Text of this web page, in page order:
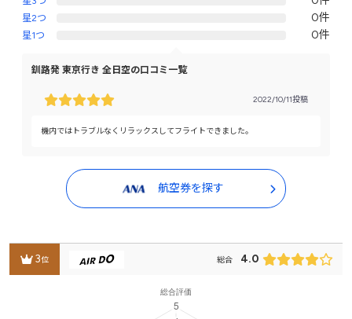
星2つ 0件
星1つ 0件
釧路発 東京行き 全日空の口コミ一覧
2022/10/11投稿
機内ではトラブルなくリラックスしてフライトできました。
航空券を探す
3位 総合 4.0